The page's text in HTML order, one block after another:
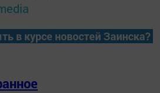
в курсе новостей Заинска?